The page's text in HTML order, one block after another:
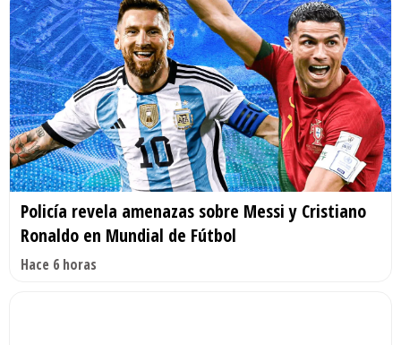
Policía revela amenazas sobre Messi y Cristiano
Ronaldo en Mundial de Fútbol
Hace 6 horas